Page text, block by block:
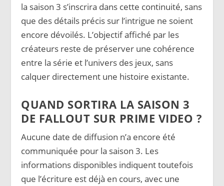
la saison 3 s’inscrira dans cette continuité, sans
que des détails précis sur l’intrigue ne soient
encore dévoilés. L’objectif affiché par les
créateurs reste de préserver une cohérence
entre la série et l’univers des jeux, sans
calquer directement une histoire existante.
QUAND SORTIRA LA SAISON 3
DE FALLOUT SUR PRIME VIDEO ?
Aucune date de diffusion n’a encore été
communiquée pour la saison 3. Les
informations disponibles indiquent toutefois
que l’écriture est déjà en cours, avec une